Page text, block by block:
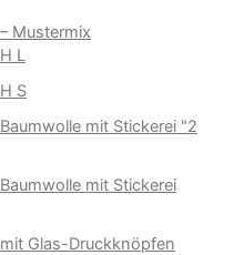
Mustermix
L
S
mit Stickerei "2
mit Stickerei
Glas-Druckknöpfen